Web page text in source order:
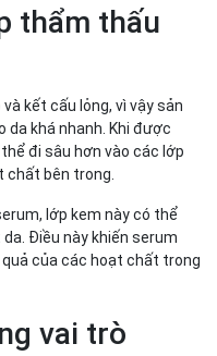
thẩm thấu
kết cấu lỏng, vì vậy sản
da khá nhanh. Khi được
đi sâu hơn vào các lớp
chất bên trong.
lớp kem này có thể
Điều này khiến serum
của các hoạt chất trong
vai trò